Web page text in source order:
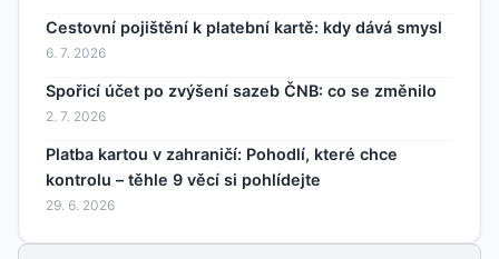
Cestovní pojištění k platební kartě: kdy dává smysl
6. 7. 2026
Spořicí účet po zvýšení sazeb ČNB: co se změnilo
2. 7. 2026
Platba kartou v zahraničí: Pohodlí, které chce
kontrolu – těhle 9 věcí si pohlídejte
29. 6. 2026